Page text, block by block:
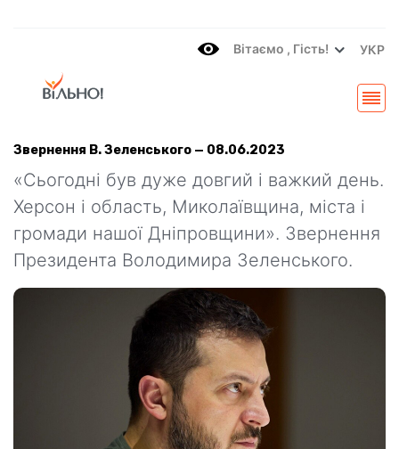
Вітаємo , Гість! УКР
Звернення В. Зеленського — 08.06.2023
«Сьогодні був дуже довгий і важкий день.
Херсон і область, Миколаївщина, міста і
громади нашої Дніпровщини». Звернення
Президента Володимира Зеленського.